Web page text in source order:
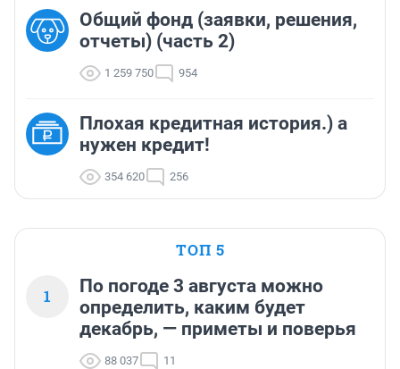
Общий фонд (заявки, решения,
отчеты) (часть 2)
1 259 750 954
Плохая кредитная история.) а
нужен кредит!
354 620 256
ТОП 5
1
По погоде 3 августа можно
определить, каким будет
декабрь, — приметы и поверья
88 037 11